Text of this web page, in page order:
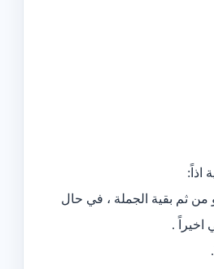
اذاً:
من ثم بقية الجملة ، في حال
اخيراً .